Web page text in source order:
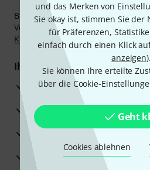
und das Merken von
Sie okay ist, stimmen Sie der
für Präferenzen,
einfach durch einen Klick
anzeigen).
Sie können Ihre erteilte
über die Cookie-
Geht
Cookies ablehnen
Bezahlen Sie vertraulich und
Vorkasse, PayPal, Amazon Pay,
Klarna Ratenzahlungoder
Ihre Vorteile
3 Jahre Thomann Garantie
30 Tage Money-Back-Garantie
Reparaturservice
Beratung durch Fachexperten